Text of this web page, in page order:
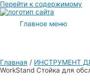
Перейти к содержимому
Главное меню
Главная / ИНСТРУМЕНТ
WorkStand Стойка для